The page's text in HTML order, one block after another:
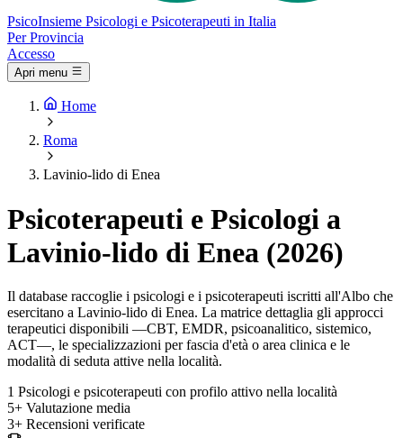
PsicoInsieme Psicologi e Psicoterapeuti in Italia
Per Provincia
Accesso
Apri menu
Home
Roma
Lavinio-lido di Enea
Psicoterapeuti e Psicologi a
Lavinio-lido di Enea (2026)
Il database raccoglie i psicologi e i psicoterapeuti iscritti all'Albo che
esercitano a Lavinio-lido di Enea. La matrice dettaglia gli approcci
terapeutici disponibili —CBT, EMDR, psicoanalitico, sistemico,
ACT—, le specializzazioni per fascia d'età o area clinica e le
modalità di seduta attive nella località.
1 Psicologi e psicoterapeuti con profilo attivo nella località
5+ Valutazione media
3+ Recensioni verificate